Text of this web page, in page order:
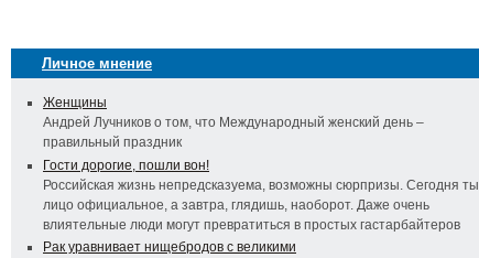
Личное мнение
Женщины
Андрей Лучников о том, что Международный женский день –
правильный праздник
Гости дорогие, пошли вон!
Российская жизнь непредсказуема, возможны сюрпризы. Сегодня ты
лицо официальное, а завтра, глядишь, наоборот. Даже очень
влиятельные люди могут превратиться в простых гастарбайтеров
Рак уравнивает нищебродов с великими